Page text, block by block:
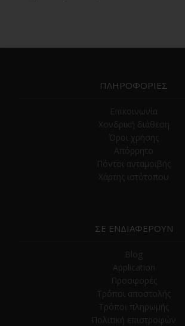
ΠΛΗΡΟΦΟΡΙΕΣ
Επικοινωνία
Χονδρική διάθεση
Όροι χρήσης
Απόρρητο
Πόντοι ανταμοιβής
Χάρτης ιστότοπου
ΣΕ ΕΝΔΙΑΦΕΡΟΥΝ
Blog
Application
Προσφορές
Τρόποι αποστολής
Τρόποι πληρωμής
Πολιτική επιστροφών